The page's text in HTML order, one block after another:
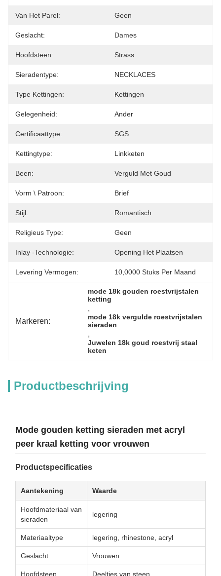
Van Het Parel: Geen
Geslacht: Dames
Hoofdsteen: Strass
Sieradentype: NECKLACES
Type Kettingen: Kettingen
Gelegenheid: Ander
Certificaattype: SGS
Kettingtype: Linkketen
Been: Verguld Met Goud
Vorm \ Patroon: Brief
Stijl: Romantisch
Religieus Type: Geen
Inlay -technologie: Opening Het Plaatsen
Levering Vermogen: 10,0000 Stuks Per Maand
Markeren:
mode 18k gouden roestvrijstalen
ketting
,
mode 18k vergulde roestvrijstalen
sieraden
,
Juwelen 18k goud roestvrij staal
keten
Productbeschrijving
Mode gouden ketting sieraden met acryl
peer kraal ketting voor vrouwen
Productspecificaties
Aantekening Waarde
Hoofdmateriaal van
sieraden
legering
Materiaaltype legering, rhinestone, acryl
Geslacht Vrouwen
Hoofdsteen Deeltjes van steen